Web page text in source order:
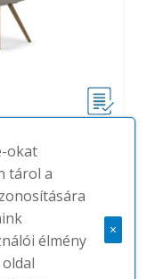
okat
tárol a
élmény
×